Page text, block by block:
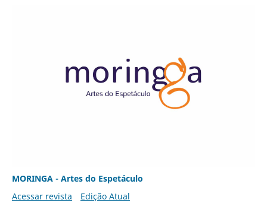
MORINGA - Artes do Espetáculo
Acessar revista
Edição Atual